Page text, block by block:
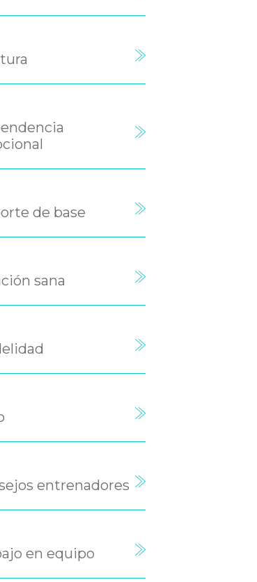
de base
sana
entrenadores
en equipo